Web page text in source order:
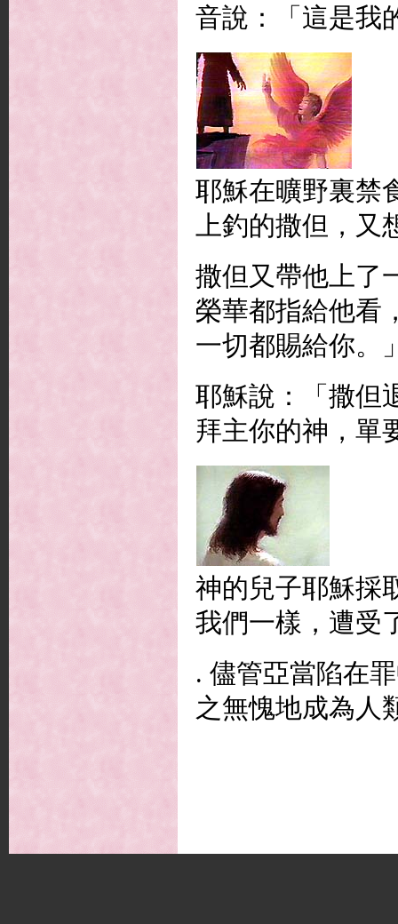
音說：「這是我
耶穌在曠野裏禁
上釣的撒但，又
撒但又帶他上了
榮華都指給他看
一切都賜給你。
耶穌說：「撒但
拜主你的神，單
神的兒子耶穌採
我們一樣，遭受
. 儘管亞當陷在
之無愧地成為人